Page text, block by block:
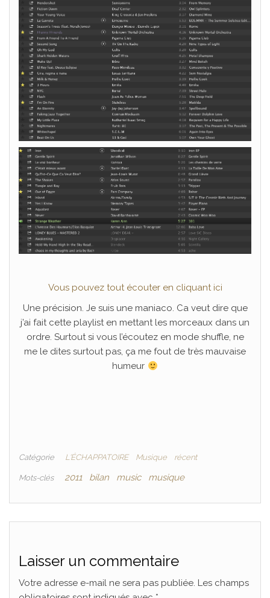
Vous pouvez tout écouter en cliquant ici
Une précision. Je suis une maniaco. Ca veut dire que
j’ai fait cette playlist en mettant les morceaux dans un
ordre. Surtout si vous l’écoutez en mode shuffle, ne
me le dites surtout pas, ça me fout de très mauvaise
humeur
Catégorie L'ÉCHAPPATOIRE Musique récent
Mots-clés 2011 bilan music musique
Laisser un commentaire
Votre adresse e-mail ne sera pas publiée. Les champs